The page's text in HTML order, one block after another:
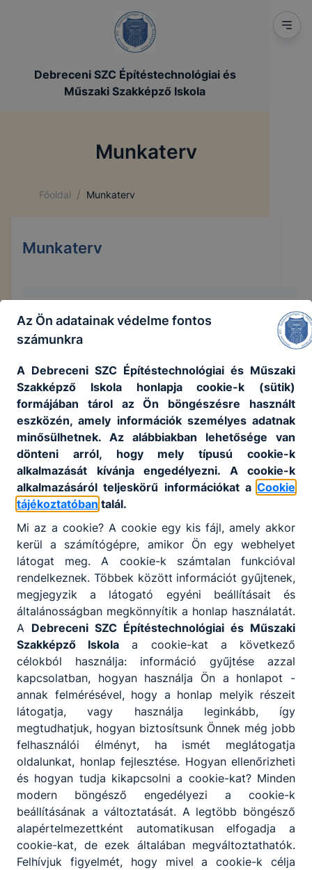
Debreceni SZC Építéstechnológiai és
Műszaki Szakképző Iskola
Munkaterv
Főoldal / Munkaterv
Munkaterv
Munkaterv
Tekintse meg intézményünk Munkatervét.
Megnézem
Partnereink
Az Ön adatainak védelme fontos
számunkra
A Debreceni SZC Építéstechnológiai és Műszaki
Szakképző Iskola honlapja cookie-k (sütik)
formájában tárol az Ön böngészésre használt
eszközén, amely információk személyes adatnak
minősülhetnek. Az alábbiakban lehetősége van
dönteni arról, hogy mely típusú cookie-k
alkalmazását kívánja engedélyezni. A cookie-k
alkalmazásáról teljeskörű információkat a Cookie
tájékoztatóban talál.
Mi az a cookie? A cookie egy kis fájl, amely akkor
kerül a számítógépre, amikor Ön egy webhelyet
látogat meg. A cookie-k számtalan funkcióval
rendelkeznek. Többek között információt gyűjtenek,
megjegyzik a látogató egyéni beállításait és
általánosságban megkönnyítik a honlap használatát.
A Debreceni SZC Építéstechnológiai és Műszaki
Szakképző Iskola a cookie-kat a következő
célokból használja: információ gyűjtése azzal
kapcsolatban, hogyan használja Ön a honlapot -
annak felmérésével, hogy a honlap melyik részeit
látogatja, vagy használja leginkább, így
megtudhatjuk, hogyan biztosítsunk Önnek még jobb
felhasználói élményt, ha ismét meglátogatja
oldalunkat, honlap fejlesztése. Hogyan ellenőrizheti
és hogyan tudja kikapcsolni a cookie-kat? Minden
modern böngésző engedélyezi a cookie-k
beállításának a változtatását. A legtöbb böngésző
alapértelmezettként automatikusan elfogadja a
cookie-kat, de ezek általában megváltoztathatók.
Felhívjuk figyelmét, hogy mivel a cookie-k célja